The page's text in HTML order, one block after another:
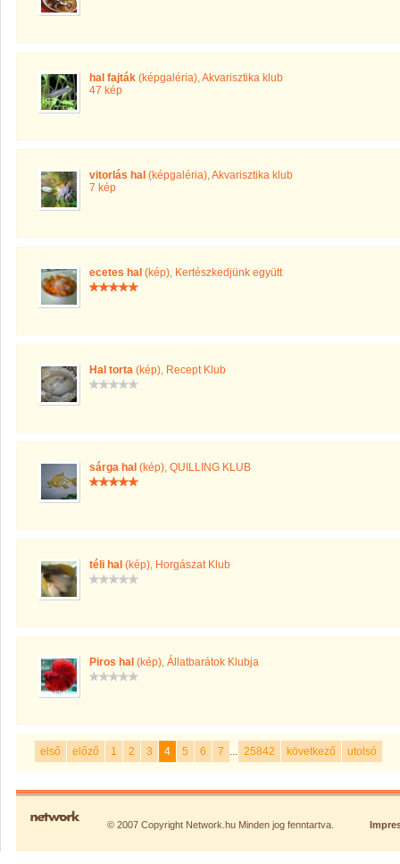
hal fajták (képgaléria),Akvarisztika klub
47 kép
vitorlás hal (képgaléria),Akvarisztika klub
7 kép
ecetes hal (kép), Kertészkedjünk együtt
Hal torta (kép), Recept Klub
sárga hal (kép), QUILLING KLUB
téli hal (kép), Horgászat Klub
Piros hal (kép), Állatbarátok Klubja
első előző 1 2 3 4 5 6 7 ... 25842 következő utolsó
© 2007 Copyright Network.hu Minden jog fenntartva.